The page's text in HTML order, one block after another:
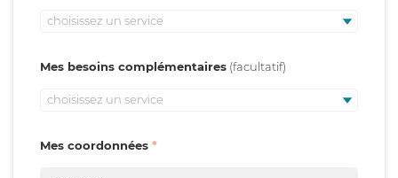
choisissez un service
Mes besoins complémentaires
choisissez un service
Mes coordonnées